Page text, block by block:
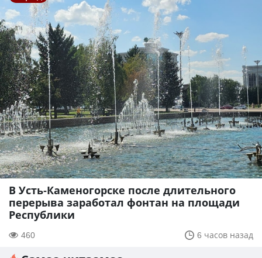
В Усть-Каменогорске после длительного
перерыва заработал фонтан на площади
Республики
460 6 часов назад